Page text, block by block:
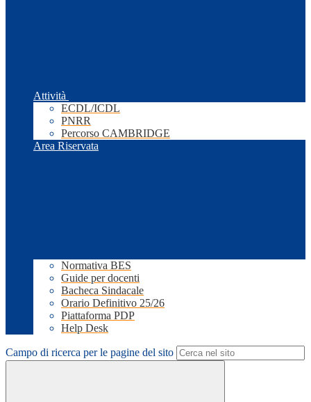
Attività
ECDL/ICDL
PNRR
Percorso CAMBRIDGE
Area Riservata
Normativa BES
Guide per docenti
Bacheca Sindacale
Orario Definitivo 25/26
Piattaforma PDP
Help Desk
Campo di ricerca per le pagine del sito